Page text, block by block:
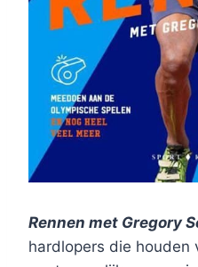
Rennen met Gregory
hardlopers die houden